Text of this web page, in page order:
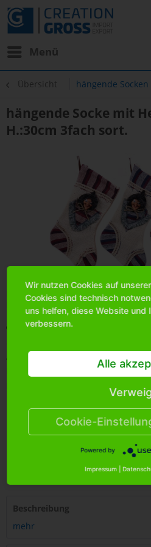
Menü
Übersicht hängende Socken
hängende Socke mit
H.:30cm 3fach sort.
Bittemelden Sie sich an, um mehr
Produkt zu erhalten.
Merken
Artikel-Nr.:
202
120
250255
Beschreibung
mehr
Wir nutzen Cookies auf
Cookies sind technisch
uns helfen, diese Website und
verbessern.
Alle
Cookie-
Powered by
Impressum